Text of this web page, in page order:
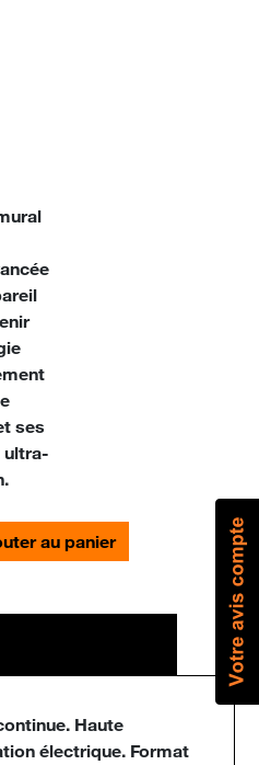
ses
ultra-
au panier
Haute
électrique. Format